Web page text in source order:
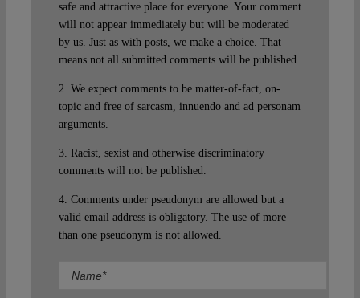
safe and attractive place for everyone. Your comment
will not appear immediately but will be moderated
by us. Just as with posts, we make a choice. That
means not all submitted comments will be published.
2. We expect comments to be matter-of-fact, on-
topic and free of sarcasm, innuendo and ad personam
arguments.
3. Racist, sexist and otherwise discriminatory
comments will not be published.
4. Comments under pseudonym are allowed but a
valid email address is obligatory. The use of more
than one pseudonym is not allowed.